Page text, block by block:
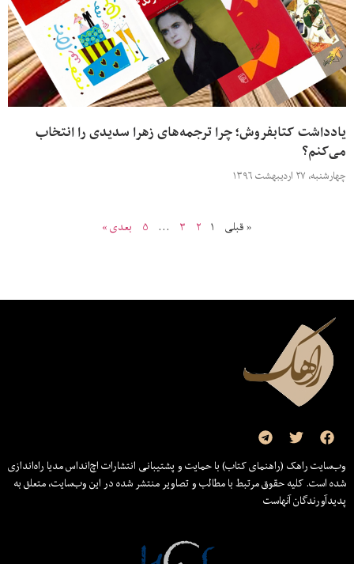
یادداشت کتابفروش؛ چرا ترجمه‌های زهرا سدیدی را انتخاب
می‌کنم؟
چهارشنبه، ۲۷ اردیبهشت ۱۳۹۶
« قبلی ۱ ۲ ۳ … ۵ بعدی »
وب‌سایت راهک (راهنمای کتاب) با حمایت و پشتیبانی انتشارات اچ‌اند‌اس مدیا راه‌اندازی
شده است. کلیه حقوق مرتبط با مطالب و تصاویر منتشر شده در این وب‌سایت، متعلق به
پدیدآورندگان آنهاست